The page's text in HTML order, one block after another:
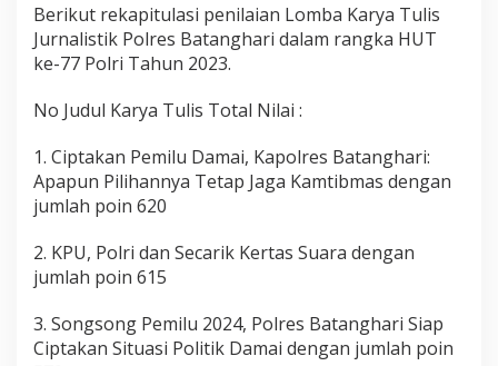
Berikut rekapitulasi penilaian Lomba Karya Tulis
Jurnalistik Polres Batanghari dalam rangka HUT
ke-77 Polri Tahun 2023.
No Judul Karya Tulis Total Nilai :
1. Ciptakan Pemilu Damai, Kapolres Batanghari:
Apapun Pilihannya Tetap Jaga Kamtibmas dengan
jumlah poin 620
2. KPU, Polri dan Secarik Kertas Suara dengan
jumlah poin 615
3. Songsong Pemilu 2024, Polres Batanghari Siap
Ciptakan Situasi Politik Damai dengan jumlah poin